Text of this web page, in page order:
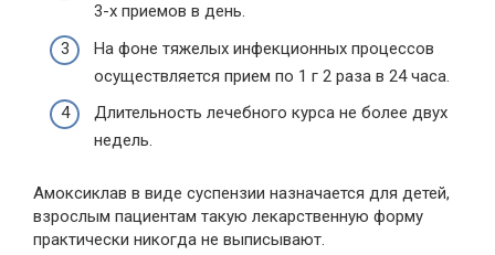
3-х приемов в день.
На фоне тяжелых инфекционных процессов
осуществляется прием по 1 г 2 раза в 24 часа.
Длительность лечебного курса не более двух
недель.
Амоксиклав в виде суспензии назначается для детей,
взрослым пациентам такую лекарственную форму
практически никогда не выписывают.